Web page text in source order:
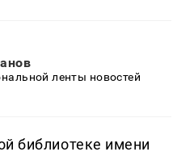
ленты новостей
библиотеке имени